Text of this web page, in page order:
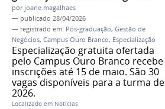
por joarle.magalhaes
— publicado 28/04/2026
— registrado em: Pós-graduação, Gestão de
Negócios, Campus Ouro Branco, Especialização
Especialização gratuita ofertada
pelo Campus Ouro Branco recebe
inscrições até 15 de maio. São 30
vagas disponíveis para a turma de
2026.
Localizado em Notícias